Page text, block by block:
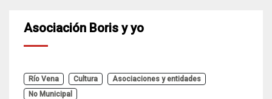
Asociación Boris y yo
Río Vena Cultura
Asociaciones y entidades
No Municipal